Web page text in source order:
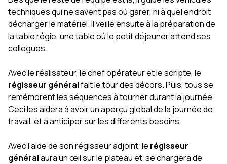
techniques qui ne savent pas où garer, ni à quel endroit
décharger le matériel. Il veille ensuite à la préparation de
la table régie, une table où le petit déjeuner attend ses
collègues.
Avec le réalisateur, le chef opérateur et le scripte, le
régisseur généralfait le tour des décors. Puis, tous se
remémorent les séquences à tourner durant la journée.
Ceci les aidera à avoir un aperçu global de la journée de
travail, et à anticiper sur les différents besoins.
Avec l'aide de son régisseur adjoint, le régisseur
généralaura un œil sur le plateau et se chargera de